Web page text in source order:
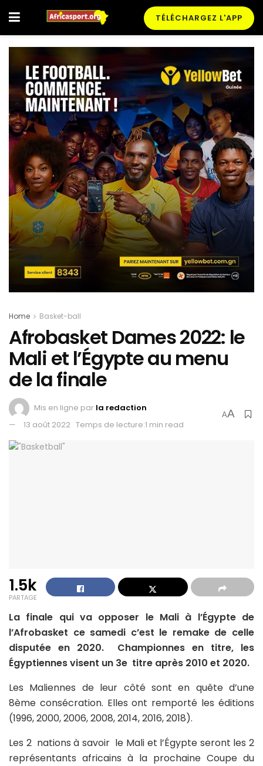
TÉLÉCHARGEZ L'APP
Home Basket-ball
Afrobasket Dames 2022: le
Mali et l’Égypte au menu
de la finale
Mis en ligne par la redaction
13 août 2022 Temps de lecture:1 min read
AA
1.5k
PARTAGE
La finale qui va opposer le Mali à l’Égypte de
l’Afrobasket ce samedi c’est le remake de celle
disputée en 2020. Championnes en titre, les
Égyptiennes visent un 3e titre après 2010 et 2020.
Les Maliennes de leur côté sont en quête d’une
8ème consécration. Elles ont remporté les éditions
(1996, 2000, 2006, 2008, 2014, 2016, 2018).
Les 2 nations à savoir le Mali et l’Égypte seront les 2
représentants africains à la prochaine Coupe du